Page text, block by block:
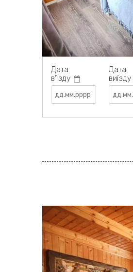
Дата
в'їзду
Дата
виїзду